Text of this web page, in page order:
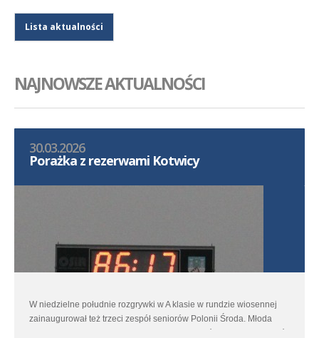
Lista aktualności
NAJNOWSZE AKTUALNOŚCI
30.03.2026
Porażka z rezerwami Kotwicy
W niedzielne południe rozgrywki w A klasie w rundzie wiosennej
zainaugurował też trzeci zespół seniorów Polonii Środa. Młoda